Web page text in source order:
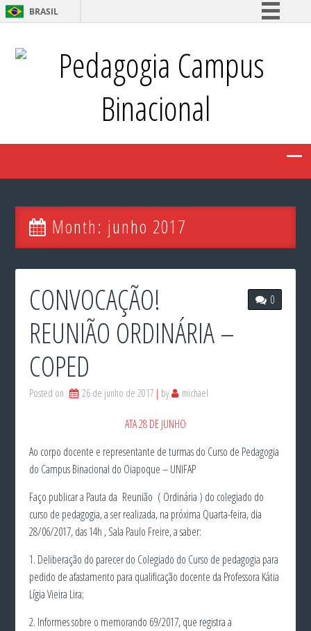
BRASIL
Participe
Acesso à informação
Legislação
Canais
Pedagogia Campus
Binacional
Month: junho 2017
0
CONVOCAÇÃO!
REUNIÃO ORDINÁRIA –
COPED
Posted on 26 de junho de 2017 by michael
ATA 28 DE JUNHO
Ao corpo docente e representante de turmas do Curso de Pedagogia
do Campus Binacional do Oiapoque – UNIFAP
Faço publicar a Pauta da Reunião ( Ordinária ) do colegiado do
curso de pedagogia, a ser realizada, na próxima Quarta-feira, dia
28/06/2017, das 14h , Sala Paulo Freire, a saber:
1. Deliberação do parecer do Colegiado do Curso de pedagogia para
pedido de afastamento para qualificação docente da Professora Kátia
Lígia Vieira Lira;
2. Informes sobre o memorando 69/2017, que registra a